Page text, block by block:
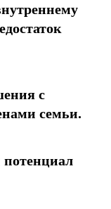
с
семьи.